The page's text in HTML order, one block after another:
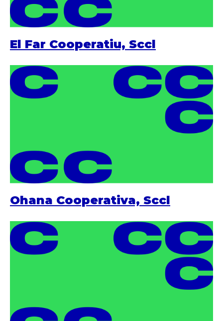
El Far Cooperatiu, Sccl
Ohana Cooperativa, Sccl